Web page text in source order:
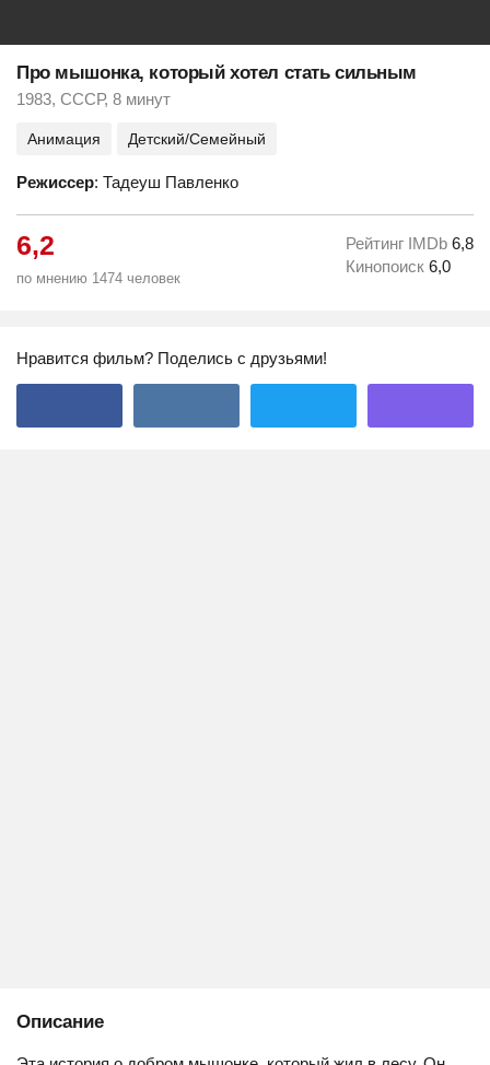
Про мышонка, который хотел стать сильным
1983, СССР, 8 минут
Анимация Детский/Семейный
Режиссер: Тадеуш Павленко
6,2
по мнению 1474 человек
Рейтинг IMDb 6,8
Кинопоиск 6,0
Нравится фильм? Поделись с друзьями!
Описание